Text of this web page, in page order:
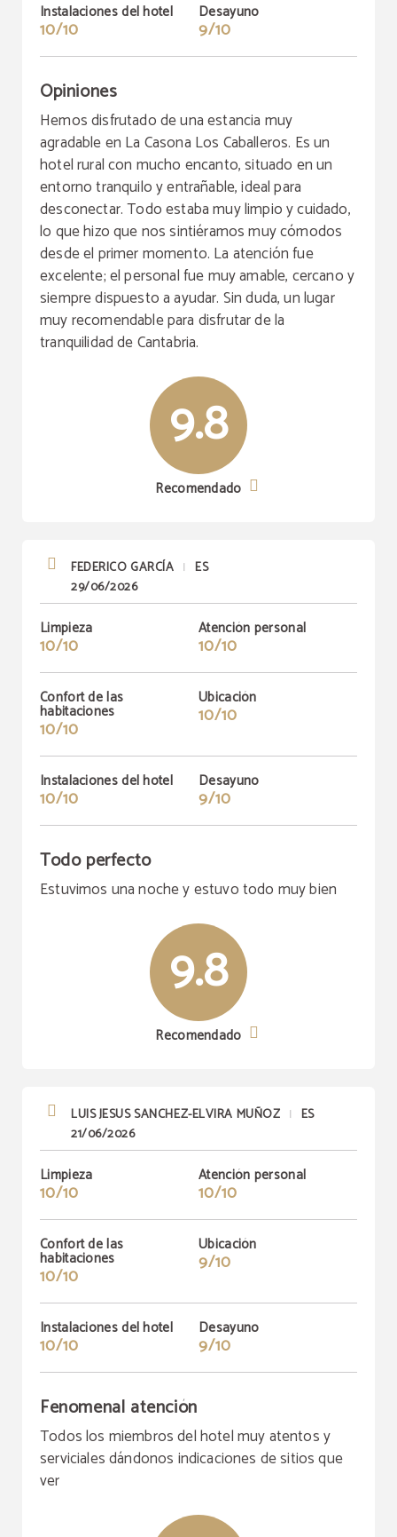
Instalaciones del hotel
10/10
Desayuno
9/10
Opiniones
Hemos disfrutado de una estancia muy
agradable en La Casona Los Caballeros. Es un
hotel rural con mucho encanto, situado en un
entorno tranquilo y entrañable, ideal para
desconectar. Todo estaba muy limpio y cuidado,
lo que hizo que nos sintiéramos muy cómodos
desde el primer momento. La atención fue
excelente; el personal fue muy amable, cercano y
siempre dispuesto a ayudar. Sin duda, un lugar
muy recomendable para disfrutar de la
tranquilidad de Cantabria.
9.8
Recomendado
FEDERICO GARCÍA |
ES
29/06/2026
Limpieza
10/10
Atención personal
10/10
Confort de las
habitaciones
10/10
Ubicación
10/10
Instalaciones del hotel
10/10
Desayuno
9/10
Todo perfecto
Estuvimos una noche y estuvo todo muy bien
9.8
Recomendado
LUIS JESUS SANCHEZ-ELVIRA MUÑOZ |
ES
21/06/2026
Limpieza
10/10
Atención personal
10/10
Confort de las
habitaciones
10/10
Ubicación
9/10
Instalaciones del hotel
10/10
Desayuno
9/10
Fenomenal atención
Todos los miembros del hotel muy atentos y
serviciales dándonos indicaciones de sitios que
ver
Puntuación de 8.8
El 96% de nuestros huéspedes nos recomienda.
¡Tu próxima gran estancia te espera!
DESCUENTO
8% de descuento
Disfruta de un 8% de descuento reservando en